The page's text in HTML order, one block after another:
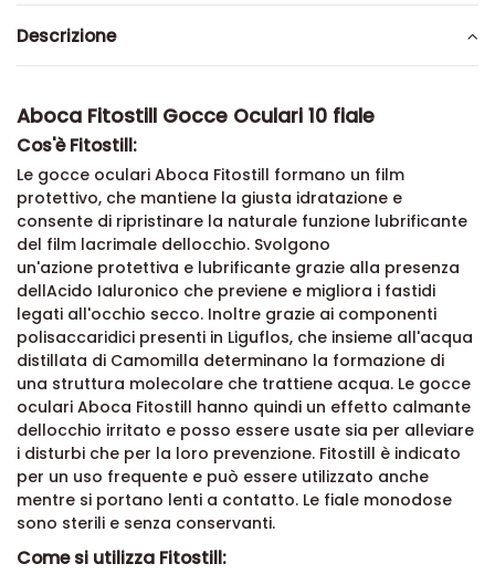
Descrizione
Aboca Fitostill Gocce Oculari 10 fiale
Cos'è Fitostill:
Le gocce oculari Aboca Fitostill formano un film
protettivo, che mantiene la giusta idratazione e
consente di ripristinare la naturale funzione lubrificante
del film lacrimale dellocchio. Svolgono
un'azione protettiva e lubrificante grazie alla presenza
dellAcido Ialuronico che previene e migliora i fastidi
legati all'occhio secco. Inoltre grazie ai componenti
polisaccaridici presenti in Liguflos, che insieme all'acqua
distillata di Camomilla determinano la formazione di
una struttura molecolare che trattiene acqua. Le gocce
oculari Aboca Fitostill hanno quindi un effetto calmante
dellocchio irritato e posso essere usate sia per alleviare
i disturbi che per la loro prevenzione. Fitostill è indicato
per un uso frequente e può essere utilizzato anche
mentre si portano lenti a contatto. Le fiale monodose
sono sterili e senza conservanti.
Come si utilizza Fitostill: